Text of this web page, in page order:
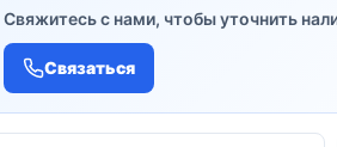
Свяжитесь с нами, чтобы уточнить
Связаться